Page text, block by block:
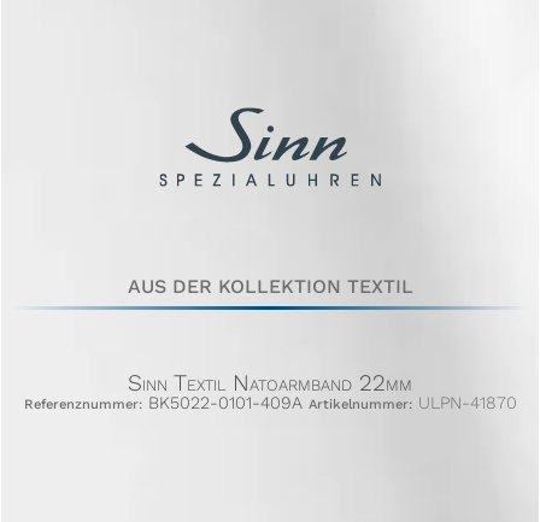
AUS DER KOLLEKTION TEXTIL
Sinn Textil Natoarmband 22mm
Referenznummer: BK5022-0101-409A Artikelnummer:ULPN-41870